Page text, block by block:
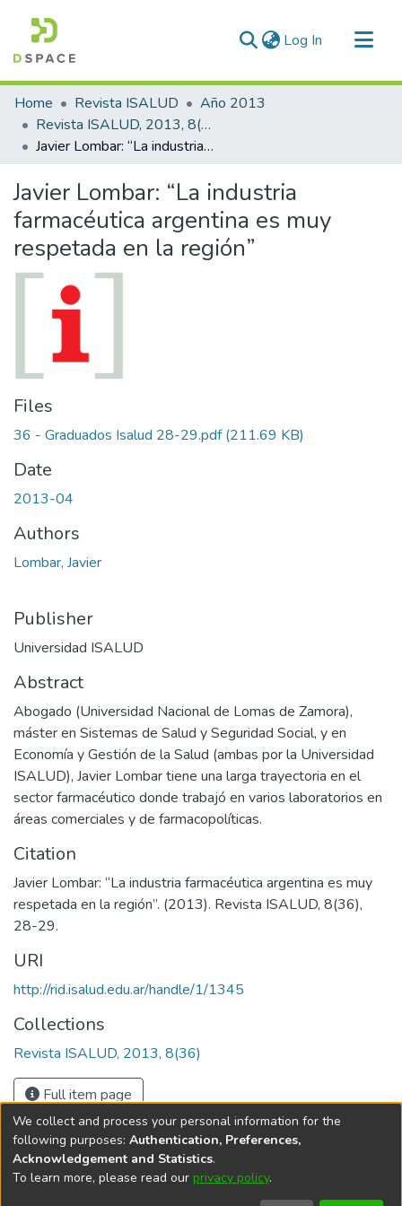
Log In (current)
Communities & Collections
All of DSpace
Statistics
Home Revista ISALUD
Año 2013
Revista ISALUD, 2013, 8(36)
Javier Lombar: “La industria farmacéutica argentina es muy respetada en la región”
Javier Lombar: “La industria
farmacéutica argentina es muy
respetada en la región”
Files
36 - Graduados Isalud 28-29.pdf(211.69 KB)
Date
2013-04
Authors
Lombar, Javier
Publisher
Universidad ISALUD
Abstract
Abogado (Universidad Nacional de Lomas de Zamora),
máster en Sistemas de Salud y Seguridad Social, y en
Economía y Gestión de la Salud (ambas por la Universidad
ISALUD), Javier Lombar tiene una larga trayectoria en el
sector farmacéutico donde trabajó en varios laboratorios en
áreas comerciales y de farmacopolíticas.
Citation
Javier Lombar: “La industria farmacéutica argentina es muy
respetada en la región”. (2013). Revista ISALUD, 8(36),
28-29.
URI
http://rid.isalud.edu.ar/handle/1/1345
Collections
Revista ISALUD, 2013, 8(36)
Full item page
DSpace softwarecopyright © 2002-2026
We collect and process your personal information for the
following purposes: Authentication, Preferences,
Acknowledgement and Statistics.
To learn more, please read our privacy policy.